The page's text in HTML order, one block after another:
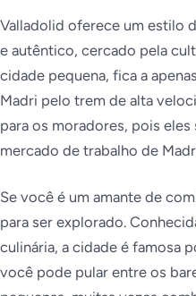
Valladolid oferece um estilo
e autêntico, cercado pela
cidade pequena, fica a
Madri pelo trem de alta
para os moradores, pois
mercado de trabalho de
Se você é um amante de
para ser explorado.
culinária, a cidade é famosa
você pode pular entre os